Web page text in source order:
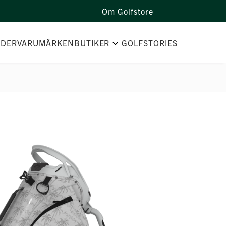
Om Golfstore
VARUMÄRKEN BUTIKER GOLFSTORIES